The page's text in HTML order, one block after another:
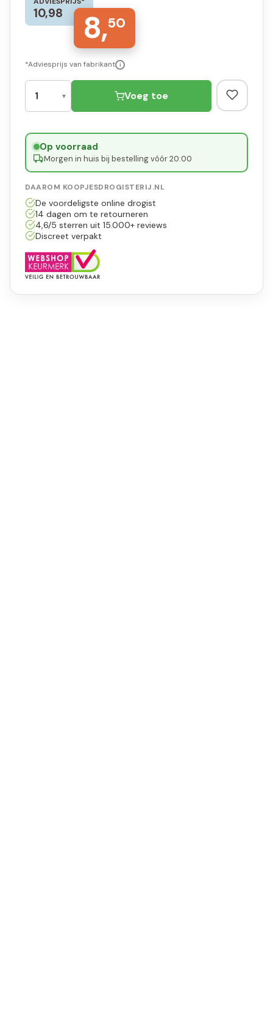
10,98 8,50
*Adviesprijs van fabrikant i
Voeg toe
Op voorraad·
Morgen in huis bij bestelling vóór 20:00
DAAROM KOOPJESDROGISTERIJ.NL
De voordeligste online drogist
14 dagen om te retourneren
4,6/5 sterren uit 15.000+ reviews
Discreet verpakt